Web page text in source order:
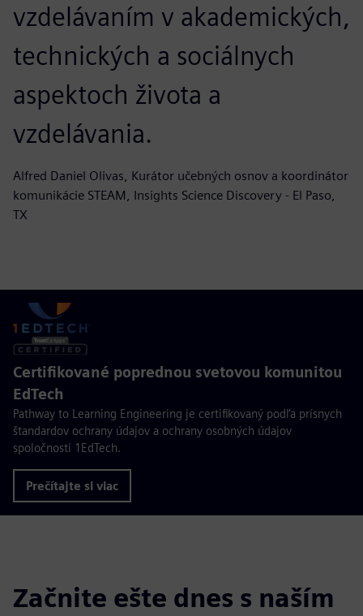
vzdelávaním v akademických,
technických a sociálnych
aspektoch života a
vzdelávania.
Alfred Daniel Olivas, Kurátor učebných osnov a koordinátor
komunikácie STEAM, Insights Science Discovery - El Paso,
TX
Certifikované poprednou svetovou komunitou
EdTech
Pathway to Learning Engineering je certifikovaný podľa prísnych
štandardov ochrany údajov a ochrany osobných údajov
spoločnosti 1EdTech.
Prečítajte si viac
Začnite ešte dnes s naším